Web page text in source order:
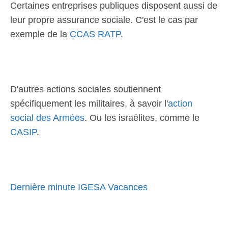
Certaines entreprises publiques disposent aussi de
leur propre assurance sociale. C'est le cas par
exemple de la CCAS RATP.
D'autres actions sociales soutiennent
spécifiquement les militaires, à savoir l'action
social des Armées. Ou les israélites, comme le
CASIP.
Dernière minute IGESA Vacances